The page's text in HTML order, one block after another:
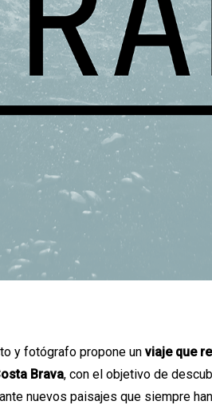
y fotógrafo propone un viaje que
Brava, con el objetivo de
nuevos paisajes que siempre